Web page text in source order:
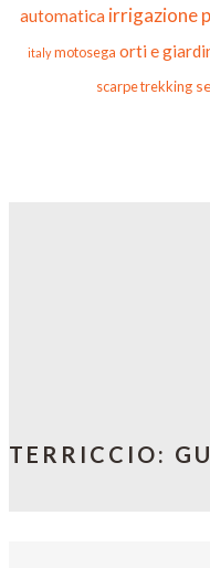
automatica irrigazione
italy motosega orti e
scarpe trekking
TERRICCIO: